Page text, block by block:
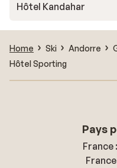
Hôtel Kandahar
Home Ski Andorre
Hôtel Sporting
Pays
France